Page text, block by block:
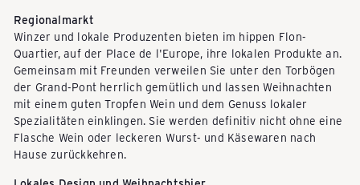
k
-
T
Regionalmarkt
Winzer und lokale Produzenten bieten im hippen Flon-
Quartier, auf der Place de l'Europe, ihre lokalen Produkte an.
Gemeinsam mit Freunden verweilen Sie unter den Torbögen
der Grand-Pont herrlich gemütlich und lassen Weihnachten
mit einem guten Tropfen Wein und dem Genuss lokaler
Spezialitäten einklingen. Sie werden definitiv nicht ohne eine
Flasche Wein oder leckeren Wurst- und Käsewaren nach
Hause zurückkehren.